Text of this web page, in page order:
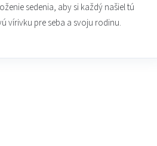
sedenia, aby si každý našiel tú
vírivku pre seba a svoju rodinu.